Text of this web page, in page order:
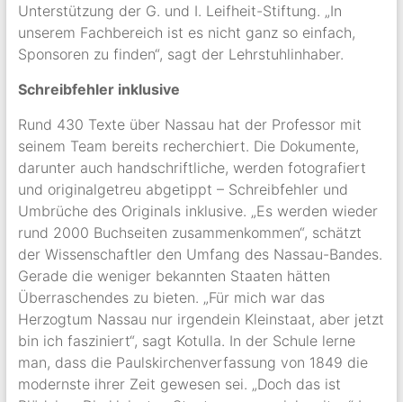
Unterstützung der G. und I. Leifheit-Stiftung. „In
unserem Fachbereich ist es nicht ganz so einfach,
Sponsoren zu finden“, sagt der Lehrstuhlinhaber.
Schreibfehler inklusive
Rund 430 Texte über Nassau hat der Professor mit
seinem Team bereits recherchiert. Die Dokumente,
darunter auch handschriftliche, werden fotografiert
und originalgetreu abgetippt – Schreibfehler und
Umbrüche des Originals inklusive. „Es werden wieder
rund 2000 Buchseiten zusammenkommen“, schätzt
der Wissenschaftler den Umfang des Nassau-Bandes.
Gerade die weniger bekannten Staaten hätten
Überraschendes zu bieten. „Für mich war das
Herzogtum Nassau nur irgendein Kleinstaat, aber jetzt
bin ich fasziniert“, sagt Kotulla. In der Schule lerne
man, dass die Paulskirchenverfassung von 1849 die
modernste ihrer Zeit gewesen sei. „Doch das ist